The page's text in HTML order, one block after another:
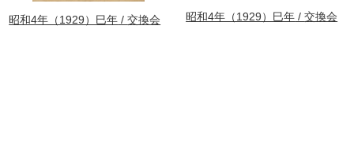
昭和4年（1929）巳年 交換会 昭和4年（1929）巳年 交換会